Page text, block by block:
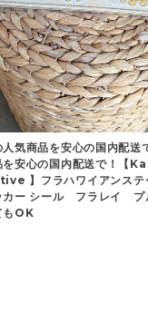
気商品を安心の国内配送
を安心の国内配送で！【
】フラハワイアンステ
カー シール フラレイ プ
もOK